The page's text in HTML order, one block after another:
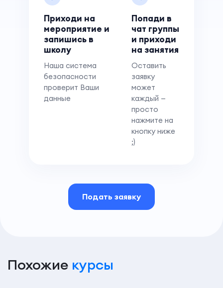
Приходи на
мероприятие и
запишись в
школу
Наша система
безопасности
проверит Ваши
данные
Попади в
чат группы
и приходи
на занятия
Оставить
заявку
может
каждый —
просто
нажмите на
кнопку ниже
;)
Подать заявку
Похожие курсы